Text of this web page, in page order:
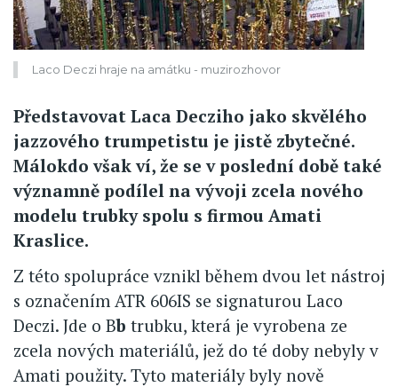
Laco Deczi hraje na amátku - muzirozhovor
Představovat Laca Decziho jako skvělého
jazzového trumpetistu je jistě zbytečné.
Málokdo však ví, že se v poslední době také
významně podílel na vývoji zcela nového
modelu trubky spolu s firmou Amati
Kraslice.
Z této spolupráce vznikl během dvou let nástroj
s označením ATR 606IS se signaturou Laco
Deczi. Jde o Bb trubku, která je vyrobena ze
zcela nových materiálů, jež do té doby nebyly v
Amati použity. Tyto materiály byly nově